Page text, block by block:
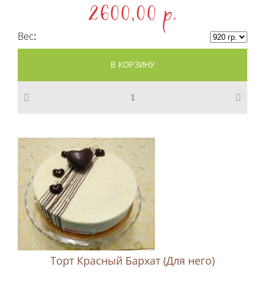
2600,00 p.
Вес
Торт Красный Бархат (Для него)